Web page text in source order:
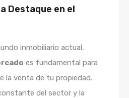
Destaque en el
inmobiliario actual,
es fundamental para
la venta de tu propiedad.
del sector y la